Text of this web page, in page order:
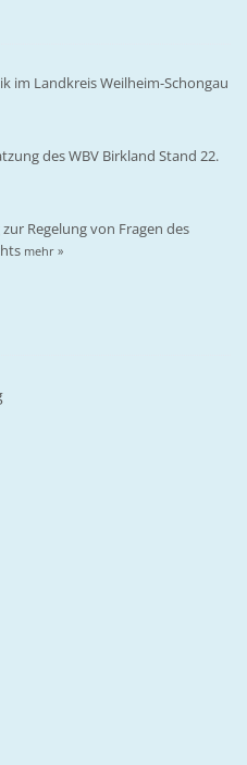
im Landkreis Weilheim-Schongau
des WBV Birkland Stand 22.
Regelung von Fragen des
mehr »